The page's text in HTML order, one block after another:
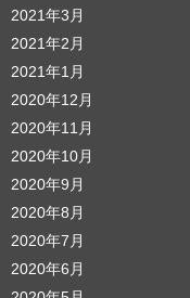
2021年3月
2021年2月
2021年1月
2020年12月
2020年11月
2020年10月
2020年9月
2020年8月
2020年7月
2020年6月